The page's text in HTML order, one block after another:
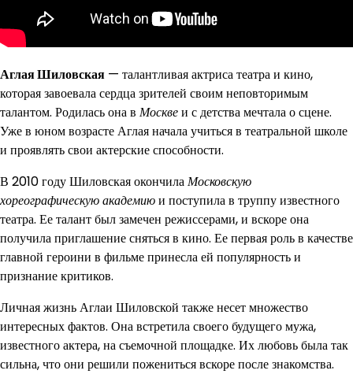
Аглая Шиловская — талантливая актриса театра и кино,
которая завоевала сердца зрителей своим неповторимым
талантом. Родилась она в Москвеи с детства мечтала о сцене.
Уже в юном возрасте Аглая начала учиться в театральной школе
и проявлять свои актерские способности.
В 2010 году Шиловская окончилаМосковскую
хореографическую академиюи поступила в труппу известного
театра. Ее талант был замечен режиссерами, и вскоре она
получила приглашение сняться в кино. Ее первая роль в качестве
главной героини в фильме принесла ей популярность и
признание критиков.
Личная жизнь Аглаи Шиловской также несет множество
интересных фактов. Она встретила своего будущего мужа,
известного актера, на съемочной площадке. Их любовь была так
сильна, что они решили пожениться вскоре после знакомства.